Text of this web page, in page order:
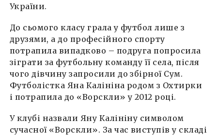
України.
До сьомого класу грала у футбол лише з
друзями, а до професійного спорту
потрапила випадково – подруга попросила
зіграти за футбольну команду її села, після
чого дівчину запросили до збірної Сум.
Футболістка Яна Калініна родом з Охтирки
і потрапила до «Ворскли» у 2012 році.
У клубі назвали Яну Калініну символом
сучасної «Ворскли». За час виступів у складі